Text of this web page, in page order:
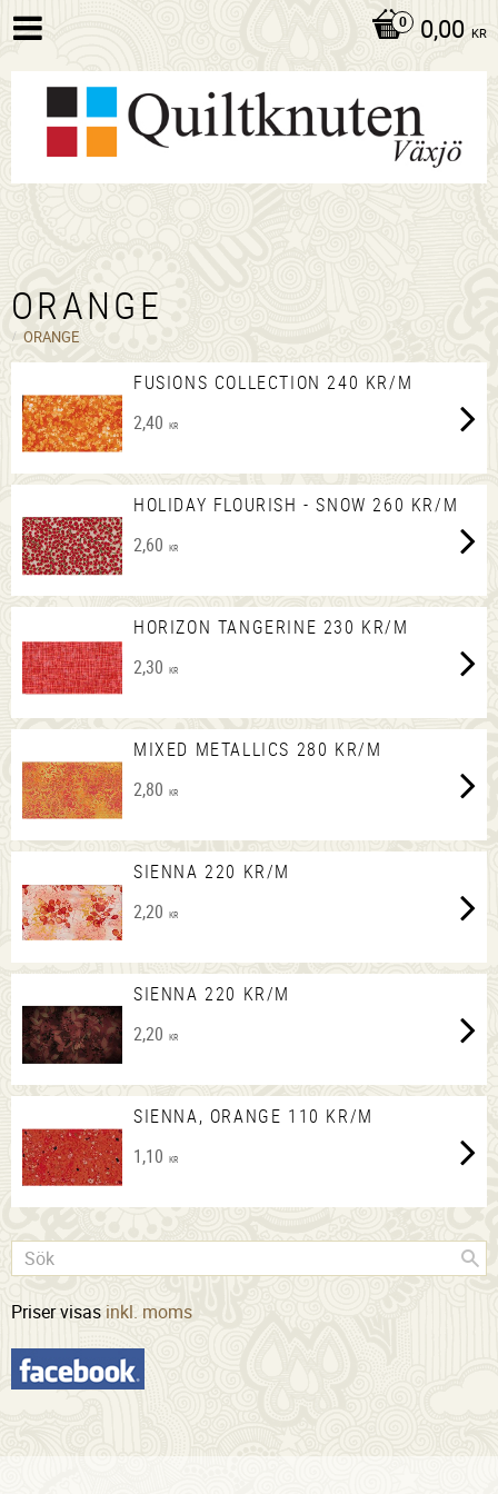
0,00 KR
ORANGE
ORANGE
FUSIONS COLLECTION 240 KR/M
2,40 KR
HOLIDAY FLOURISH - SNOW 260 KR/M
2,60 KR
HORIZON TANGERINE 230 KR/M
2,30 KR
MIXED METALLICS 280 KR/M
2,80 KR
SIENNA 220 KR/M
2,20 KR
SIENNA 220 KR/M
2,20 KR
SIENNA, ORANGE 110 KR/M
1,10 KR
Priser visas inkl. moms